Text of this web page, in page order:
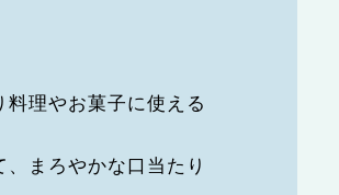
理やお菓子に使える
まろやかな口当たり